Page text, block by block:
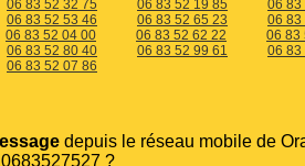
06 83 52 32 75 06 83 52 19 85
06 83
06 83 52 53 46 06 83 52 65 23
06 83
06 83 52 04 00 06 83 52 62 22
06 83
06 83 52 80 40 06 83 52 99 61
06 83
06 83 52 07 86
depuis le réseau mobile de
0683527527 ?